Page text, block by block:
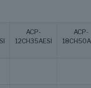
ACP-
12CH35AESI
ACP-